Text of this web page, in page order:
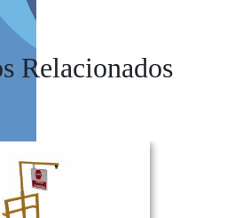
Relacionados